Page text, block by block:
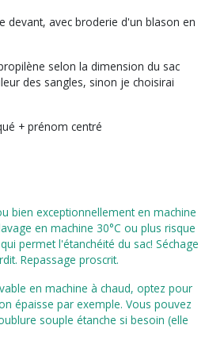
devant, avec broderie d'un blason en
selon la dimension du sac
des sangles, sinon je choisirai
+ prénom centré
bien exceptionnellement en machine
en machine 30°C ou plus risque
permet l'étanchéité du sac! Séchage
Repassage proscrit.
en machine à chaud, optez pour
épaisse par exemple. Vous pouvez
souple étanche si besoin (elle